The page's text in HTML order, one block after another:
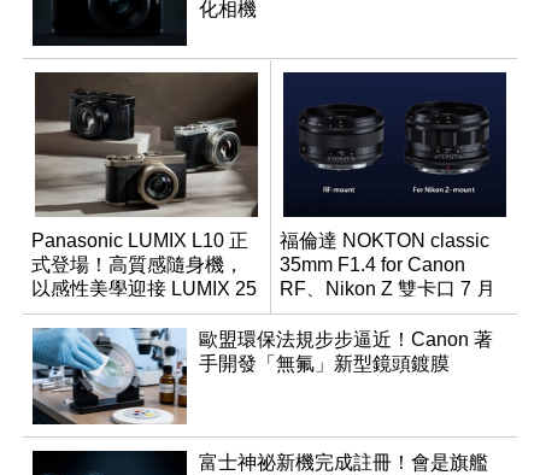
化相機
Panasonic LUMIX L10 正
式登場！高質感隨身機，
以感性美學迎接 LUMIX 25
週年
福倫達 NOKTON classic
35mm F1.4 for Canon
RF、Nikon Z 雙卡口 7 月
同步登台
歐盟環保法規步步逼近！Canon 著
手開發「無氟」新型鏡頭鍍膜
富士神祕新機完成註冊！會是旗艦